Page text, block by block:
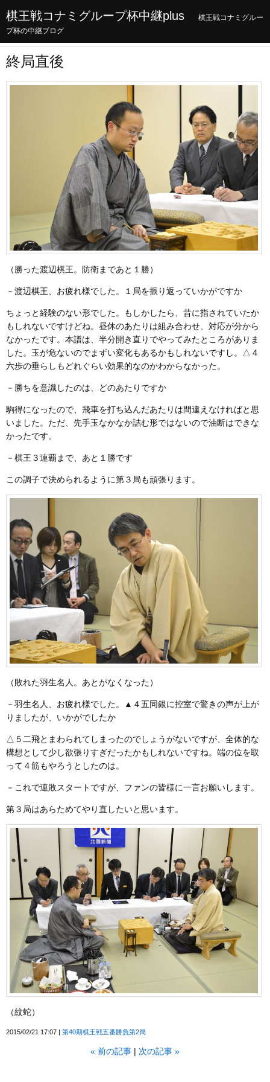
棋王戦コナミグループ杯中継plus
棋王戦コナミグルー
プ杯の中継ブログ
終局直後
（勝った渡辺棋王。防衛まであと１勝）
－渡辺棋王、お疲れ様でした。１局を振り返っていかがですか
ちょっと経験のない形でした。もしかしたら、昔に指されていたか
もしれないですけどね。昼休のあたりは組み合わせ、対応が分から
なかったです。本譜は、半分開き直りでやってみたところがありま
した。玉が危ないのでまずい変化もあるかもしれないですし。△４
六歩の垂らしもどれぐらい効果的なのかわからなかった。
－勝ちを意識したのは、どのあたりですか
駒得になったので、飛車を打ち込んだあたりは間違えなければと思
いました。ただ、先手玉なかなか詰む形ではないので油断はできな
かったです。
－棋王３連覇まで、あと１勝です
この調子で決められるように第３局も頑張ります。
（敗れた羽生名人。あとがなくなった）
－羽生名人、お疲れ様でした。▲４五同銀に控室で驚きの声が上が
りましたが、いかがでしたか
△５二飛とまわられてしまったのでしょうがないですが、全体的な
構想として少し欲張りすぎだったかもしれないですね。端の位を取
って４筋もやろうとしたのは。
－これで連敗スタートですが、ファンの皆様に一言お願いします。
第３局はあらためてやり直したいと思います。
（紋蛇）
2015/02/21 17:07 第40期棋王戦五番勝負第2局
« 前の記事 次の記事 »